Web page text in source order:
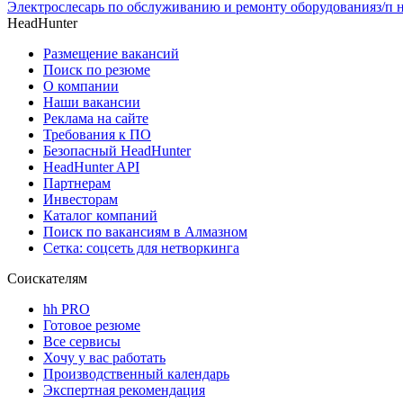
Электрослесарь по обслуживанию и ремонту оборудованияз/п
HeadHunter
Размещение вакансий
Поиск по резюме
О компании
Наши вакансии
Реклама на сайте
Требования к ПО
Безопасный HeadHunter
HeadHunter API
Партнерам
Инвесторам
Каталог компаний
Поиск по вакансиям в Алмазном
Сетка: соцсеть для нетворкинга
Соискателям
hh PRO
Готовое резюме
Все сервисы
Хочу у вас работать
Производственный календарь
Экспертная рекомендация